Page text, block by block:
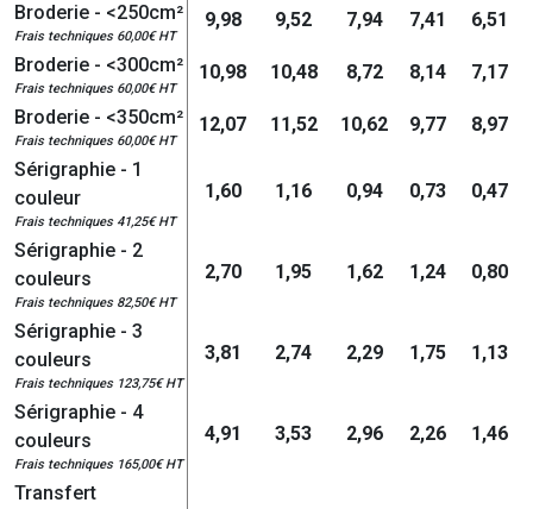
Broderie - <250cm²
Frais techniques 60,00€ HT
9,98 9,52 7,94 7,41
6,51
Broderie - <300cm²
Frais techniques 60,00€ HT
10,98 10,48 8,72 8,14
7,17
Broderie - <350cm²
Frais techniques 60,00€ HT
12,07 11,52 10,62 9,77
8,97
Sérigraphie - 1
couleur
Frais techniques 41,25€ HT
1,60 1,16 0,94 0,73 0,47
Sérigraphie - 2
couleurs
Frais techniques 82,50€ HT
2,70 1,95 1,62 1,24 0,80
Sérigraphie - 3
couleurs
Frais techniques 123,75€ HT
3,81 2,74 2,29 1,75 1,13
Sérigraphie - 4
couleurs
Frais techniques 165,00€ HT
4,91 3,53 2,96 2,26 1,46
Transfert